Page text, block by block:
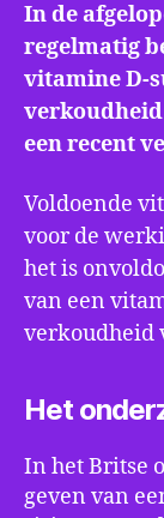
In de
regelmatig
vitamine D-
een recent
Voldoende
voor de
het is
van een
verkoudheid
Het
In het Britse
geven van